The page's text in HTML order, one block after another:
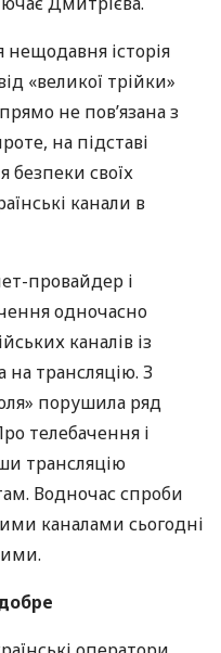
нещодавня історія
«великої трійки»
не пов’язана з
на підставі
безпеки своїх
канали в
провайдер і
одночасно
каналів із
трансляцію. З
порушила ряд
телебачення і
трансляцію
Водночас спроби
каналами сьогодні